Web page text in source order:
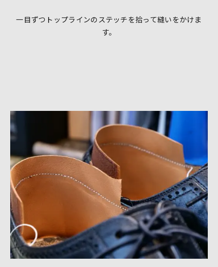
一目ずつトップラインのステッチを拾って縫いをかけま
す。